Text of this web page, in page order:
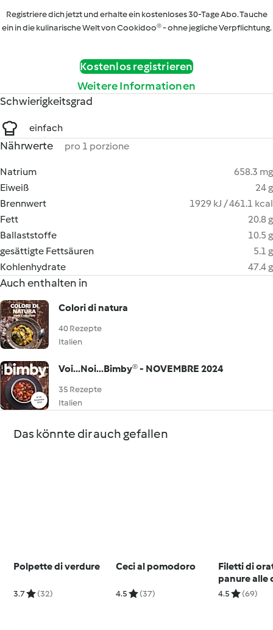
Registriere dich jetzt und erhalte ein kostenloses 30-Tage Abo. Tauche
ein in die kulinarische Welt von Cookidoo® - ohne jegliche Verpflichtung.
Kostenlos registrieren
Weitere Informationen
Schwierigkeitsgrad
einfach
Nährwerte pro 1 porzione
Natrium
658.3 mg
Eiweiß
24 g
Brennwert
1929 kJ / 461.1 kcal
Fett
20.8 g
Ballaststoffe
10.5 g
gesättigte Fettsäuren
5.1 g
Kohlenhydrate
47.4 g
Auch enthalten in
Colori di natura
40 Rezepte
Italien
Voi...Noi...Bimby® - NOVEMBRE 2024
35 Rezepte
Italien
Das könnte dir auch gefallen
Polpette di verdure
3.7 (32)
Ceci al pomodoro
4.5 (37)
Filetti di
panure alle
zucchine
4.5 (69)